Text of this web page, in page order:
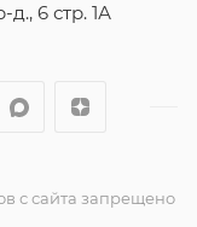
6 стр. 1А
с сайта запрещено